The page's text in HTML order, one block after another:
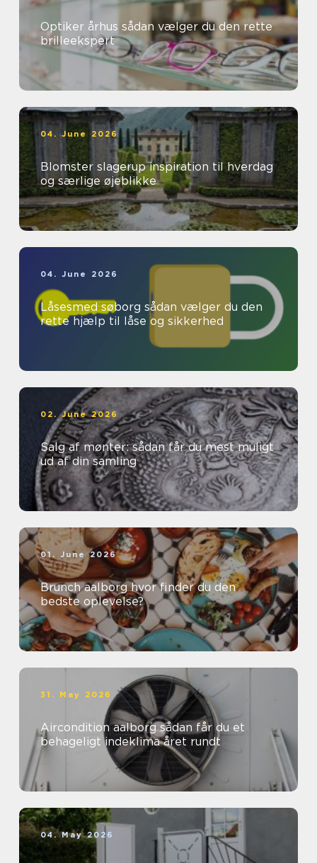
Optiker århus sådan vælger du den rette
brilleekspert
04. June 2026
Blomster slagerup inspiration til hverdag
og særlige øjeblikke
04. June 2026
Låsesmed søborg sådan vælger du den
rette hjælp til låse og sikkerhed
02. June 2026
Salg af mønter: sådan får du mest muligt
ud af din samling
01. June 2026
Brunch aalborg hvor finder du den
bedste oplevelse?
31. May 2026
Aircondition aalborg sådan får du et
behageligt indeklima året rundt
04. May 2026